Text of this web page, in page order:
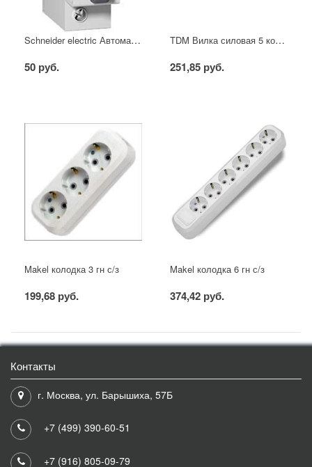
Schneider electric Автоматический выключатель 1/40А
50 руб.
TDM Вилка силовая 5 контактов 16А 380В IP44
251,85 руб.
Makel колодка 3 гн с/з
199,68 руб.
Makel колодка 6 гн с/з
374,42 руб.
Контакты
г. Москва, ул. Барышиха, 57Б
+7 (499) 390-60-51
+7 (916) 805-09-79